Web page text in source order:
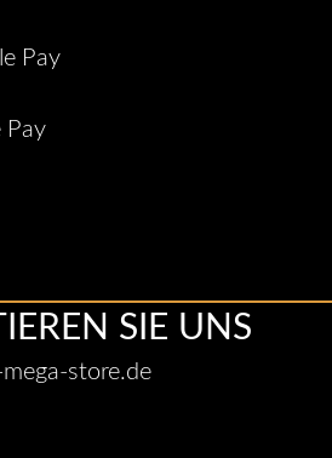
Pay
Pay
SIE UNS
store.de